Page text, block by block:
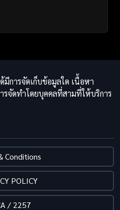
การจัดเก็บข้อมูลใด เนื้อหา
จัดทำโดยบุคคลที่สามที่ให้บริการ
Conditions
POLICY
/ 2257